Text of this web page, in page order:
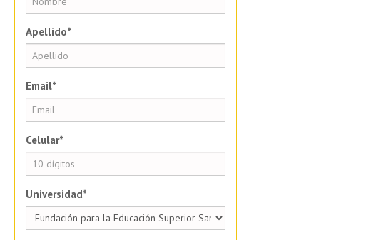
Apellido*
Email*
Celular*
Universidad*